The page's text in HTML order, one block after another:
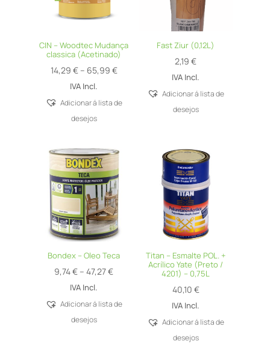
CIN – Woodtec Mudança
classica (Acetinado)
14,29 € – 65,99 €Price
14,29 €
IVA Incl.
Adicionar á lista de
desejos
Fast Ziur (0,12L)
2,19€
IVA Incl.
Adicionar á lista de
desejos
Bondex – Oleo Teca
9,74€ – 47,27€Price
9,74 €
IVA Incl.
Adicionar á lista de
desejos
Titan – Esmalte POL. +
Acrílico Yate (Preto /
4201) – 0,75L
40,10 €
IVA Incl.
Adicionar á lista de
desejos